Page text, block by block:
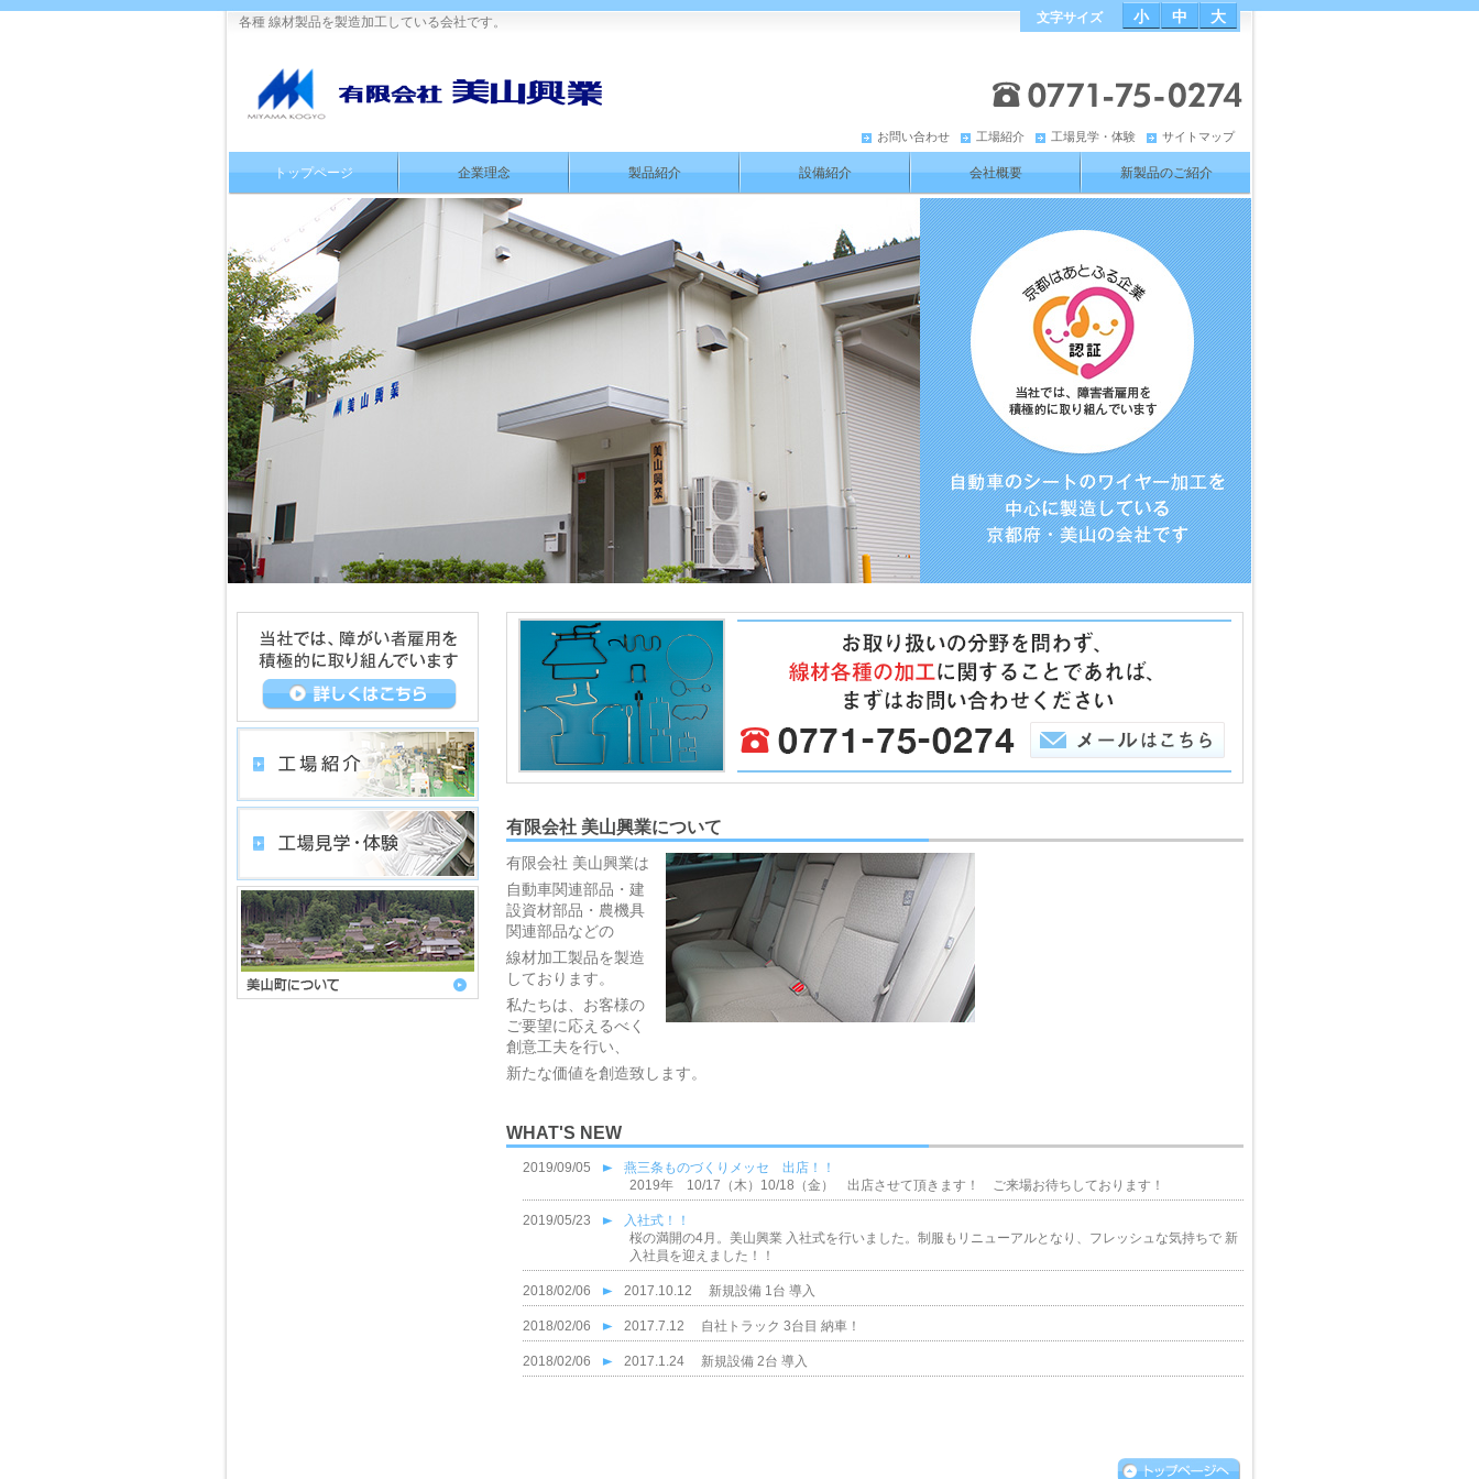
各種 線材製品を製造加工している会社です。 文字サイズ 大
中
小
サイトマップ
工場見学・体験
工場紹介
お問い合わせ
トップページ 企業理念 製品紹介 設備紹介 会社概要 新製品のご紹介
有限会社 美山興業について
有限会社 美山興業は
自動車関連部品・建
設資材部品・農機具
関連部品などの
線材加工製品を製造
しております。
私たちは、お客様の
ご要望に応えるべく
創意工夫を行い、
新たな価値を創造致します。
WHAT'S NEW
2019/09/05
燕三条ものづくりメッセ 出店！！
2019年 10/17（木）10/18（金） 出店させて頂きます！ ご来場お待ちしております！
2019/05/23
入社式！！
桜の満開の4月。美山興業 入社式を行いました。制服もリニューアルとなり、フレッシュな気持ちで 新
入社員を迎えました！！
2018/02/06 2017.10.12 新規設備 1台 導入
2018/02/06 2017.7.12 自社トラック 3台目 納車！
2018/02/06 2017.1.24 新規設備 2台 導入